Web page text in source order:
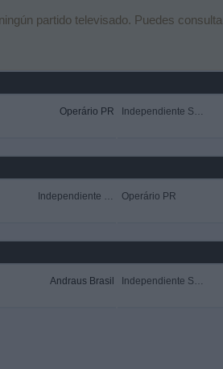
partido televisado. Puedes
Operário PR Independiente São Joseense
Independiente São Joseense Operário PR
Andraus Brasil Independiente São Joseense